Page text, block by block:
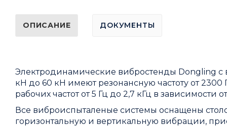
ОПИСАНИЕ ДОКУМЕНТЫ
Электродинамические вибростенды Dongling
кН до 60 кН имеют резонансную частоту от
рабочих частот от 5 Гц до 2,7 кГц в зависимости
Все виброиспыталеные системы оснащены
горизонтальную и вертикальную вибрации,